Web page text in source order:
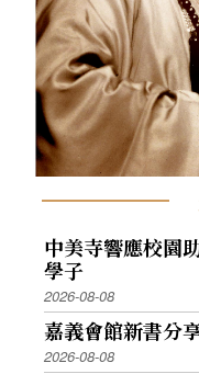
中美寺響應校園
學子
2026-08-08
嘉義會館新書分
2026-08-08